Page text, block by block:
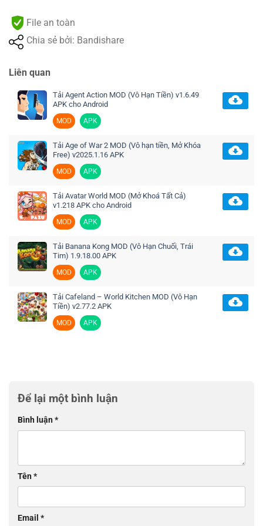
File an toàn
Chia sẻ bởi: Bandishare
Liên quan
Tải Agent Action MOD (Vô Hạn Tiền) v1.6.49
APK cho Android
MOD APK
Tải Age of War 2 MOD (Vô hạn tiền, Mở Khóa
Free) v2025.1.16 APK
MOD APK
Tải Avatar World MOD (Mở Khoá Tất Cả)
v1.218 APK cho Android
MOD APK
Tải Banana Kong MOD (Vô Hạn Chuối, Trái
Tim) 1.9.18.00 APK
MOD APK
Tải Cafeland – World Kitchen MOD (Vô Hạn
Tiền) v2.77.2 APK
MOD APK
Để lại một bình luận
Bình luận*
Tên*
Email *